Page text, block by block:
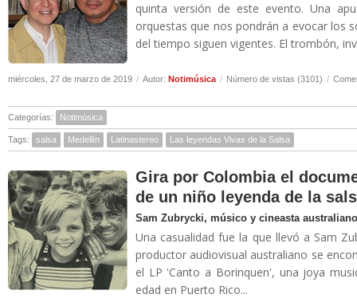
quinta versión de este evento. Una
orquestas que nos pondrán a evocar los
del tiempo siguen vigentes. El trombón,
miércoles, 27 de marzo de 2019 / Autor: Notimúsica / Número de vistas (3101) /
Categorías: Notimúsica
Tags: salsa Medellín Latinastereo Las leyendas Vivas de la Salsa
Gira por Colombia el
de un niño leyenda de la
Sam Zubrycki, músico y cineasta
Una casualidad fue la que llevó a Sam
productor audiovisual australiano se
el LP 'Canto a Borinquen', una joya
edad en Puerto Rico...